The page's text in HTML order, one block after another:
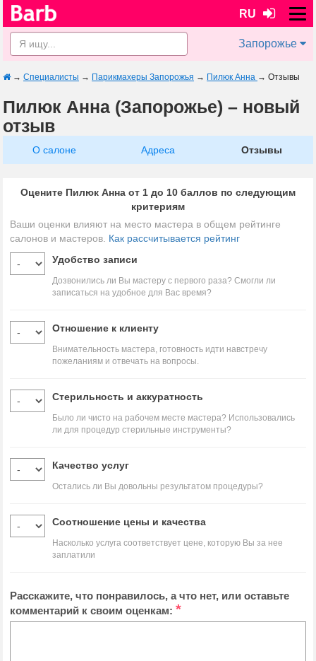
RU
Запорожье
→ Специалисты → Парикмахеры Запорожья → Пилюк Анна → Отзывы
Пилюк Анна (Запорожье) – новый
отзыв
О салоне Адреса Отзывы
Оцените Пилюк Анна от 1 до 10 баллов по следующим
критериям
Ваши оценки влияют на место мастера в общем рейтинге
салонов и мастеров. Как рассчитывается рейтинг
Удобство записи
Дозвонились ли Вы мастеру с первого раза? Смогли ли
записаться на удобное для Вас время?
Отношение к клиенту
Внимательность мастера, готовность идти навстречу
пожеланиям и отвечать на вопросы.
Стерильность и аккуратность
Было ли чисто на рабочем месте мастера? Использовались
ли для процедур стерильные инструменты?
Качество услуг
Остались ли Вы довольны результатом процедуры?
Соотношение цены и качества
Насколько услуга соответствует цене, которую Вы за нее
заплатили
Расскажите, что понравилось, а что нет, или оставьте
комментарий к своим оценкам: *